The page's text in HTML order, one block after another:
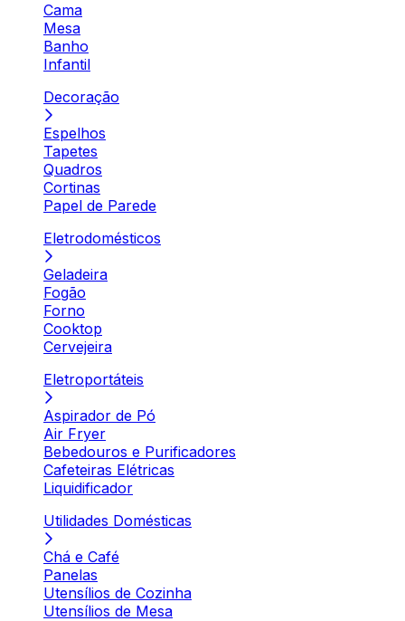
Cama
Mesa
Banho
Infantil
Decoração
Espelhos
Tapetes
Quadros
Cortinas
Papel de Parede
Eletrodomésticos
Geladeira
Fogão
Forno
Cooktop
Cervejeira
Eletroportáteis
Aspirador de Pó
Air Fryer
Bebedouros e Purificadores
Cafeteiras Elétricas
Liquidificador
Utilidades Domésticas
Chá e Café
Panelas
Utensílios de Cozinha
Utensílios de Mesa